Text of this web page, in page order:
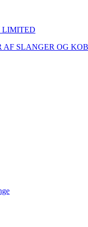
LIMITED
SLANGER OG